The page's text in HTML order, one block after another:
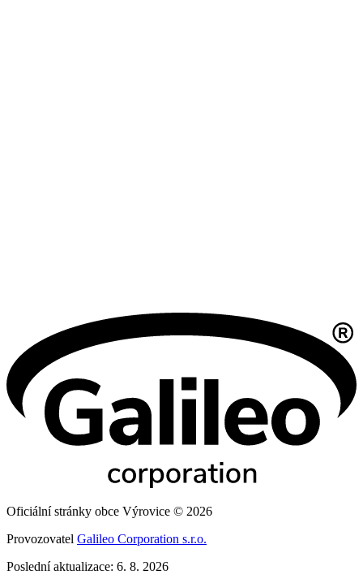
Oficiální stránky obce Výrovice © 2026
Provozovatel Galileo Corporation s.r.o.
Poslední aktualizace: 6. 8. 2026